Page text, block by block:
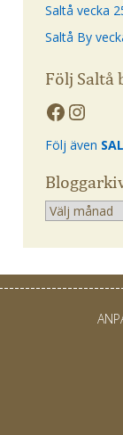
Saltå vecka
Saltå By
Följ Saltå
Följ även
Arkiv